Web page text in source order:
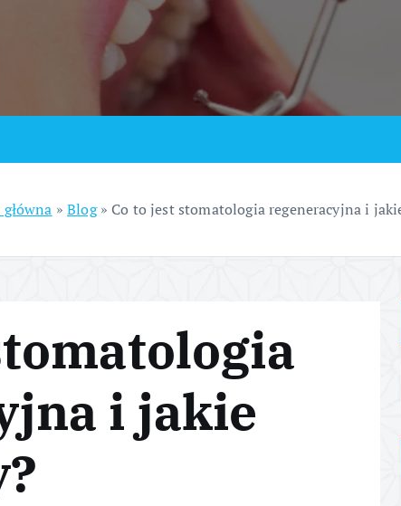
»Blog» Co to jest stomatologia regeneracyjna i
i jakie